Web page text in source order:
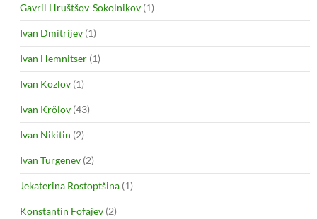
Gavril Hruštšov-Sokolnikov (1)
Ivan Dmitrijev (1)
Ivan Hemnitser (1)
Ivan Kozlov (1)
Ivan Krõlov (43)
Ivan Nikitin (2)
Ivan Turgenev (2)
Jekaterina Rostoptšina (1)
Konstantin Fofajev (2)